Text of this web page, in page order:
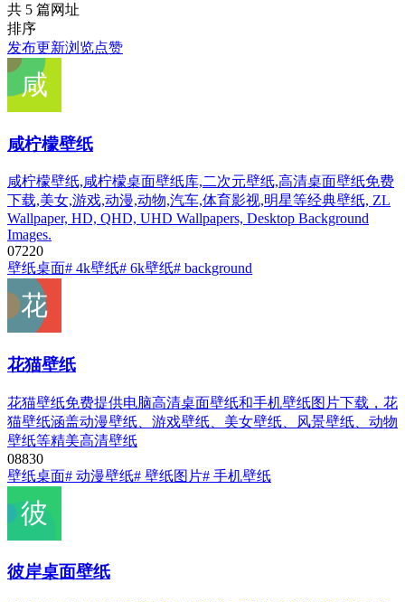
共 5 篇网址
排序
发布更新浏览点赞
咸柠檬壁纸
咸柠檬壁纸,咸柠檬桌面壁纸库,二次元壁纸,高清桌面壁纸免费
下载,美女,游戏,动漫,动物,汽车,体育影视,明星等经典壁纸, ZL
Wallpaper, HD, QHD, UHD Wallpapers, Desktop Background
Images.
07220
壁纸桌面# 4k壁纸# 6k壁纸# background
花猫壁纸
花猫壁纸免费提供电脑高清桌面壁纸和手机壁纸图片下载，花
猫壁纸涵盖动漫壁纸、游戏壁纸、美女壁纸、风景壁纸、动物
壁纸等精美高清壁纸
08830
壁纸桌面# 动漫壁纸# 壁纸图片# 手机壁纸
彼岸桌面壁纸